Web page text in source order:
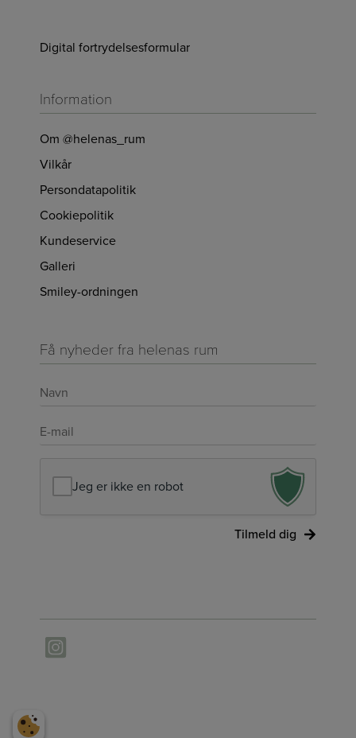
Digital fortrydelsesformular
Information
Om @helenas_rum
Vilkår
Persondatapolitik
Cookiepolitik
Kundeservice
Galleri
Smiley-ordningen
Få nyheder fra helenas rum
Navn
*
E-
mail
Jeg er ikke en robot